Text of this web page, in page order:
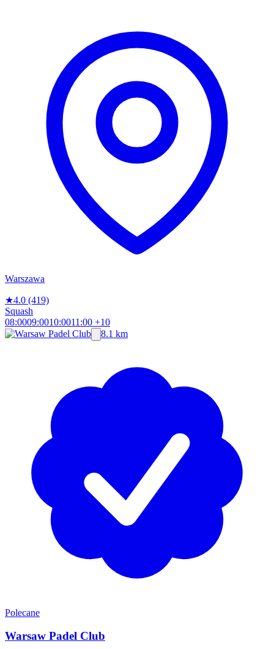
Warszawa
★4.0 (419)
Squash
08:0009:0010:0011:00 +10
8.1 km
Polecane
Warsaw Padel Club